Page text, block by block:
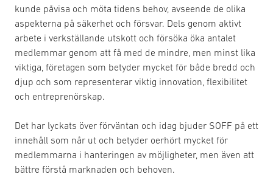
kunde påvisa och möta tidens behov, avseende de olika
aspekterna på säkerhet och försvar. Dels genom aktivt
arbete i verkställande utskott och försöka öka antalet
medlemmar genom att få med de mindre, men minst lika
viktiga, företagen som betyder mycket för både bredd och
djup och som representerar viktig innovation, flexibilitet
och entreprenörskap.
Det har lyckats över förväntan och idag bjuder SOFF på ett
innehåll som når ut och betyder oerhört mycket för
medlemmarna i hanteringen av möjligheter, men även att
bättre förstå marknaden och behoven.